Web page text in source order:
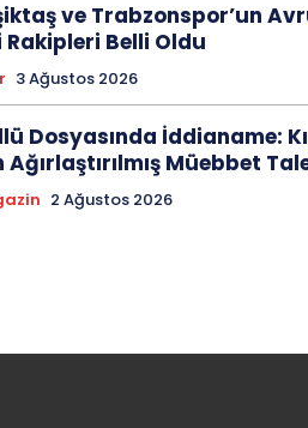
ve Trabzonspor’un
Rakipleri Belli Oldu
3 Ağustos 2026
Dosyasında İddianame:
Ağırlaştırılmış Müebbet
2 Ağustos 2026